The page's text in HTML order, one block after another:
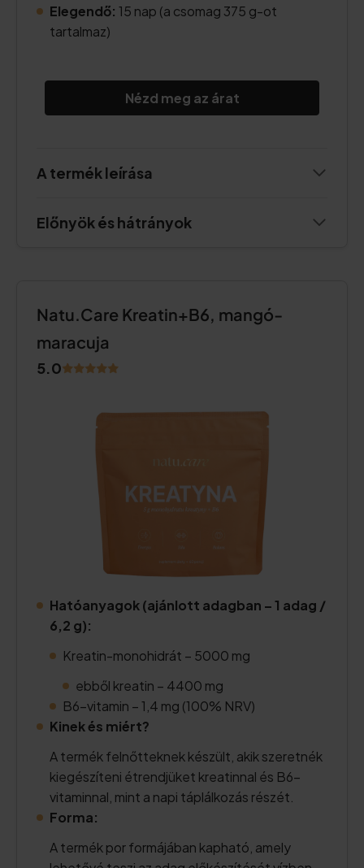
Elegendő: 15 nap (a csomag 375 g-ot
tartalmaz)
Nézd meg az árat
A termék leírása
Előnyök és hátrányok
Natu.Care Kreatin+B6, mangó-
maracuja
5.0
Hatóanyagok (ajánlott adagban – 1 adag /
6,2 g):
Kreatin-monohidrát – 5000 mg
ebből kreatin – 4400 mg
B6-vitamin – 1,4 mg (100% NRV)
Kinek és miért?
A termék felnőtteknek készült, akik szeretnék
kiegészíteni étrendjüket kreatinnal és B6-
vitaminnal, mint a napi táplálkozás részét.
Forma:
A termék por formájában kapható, amely